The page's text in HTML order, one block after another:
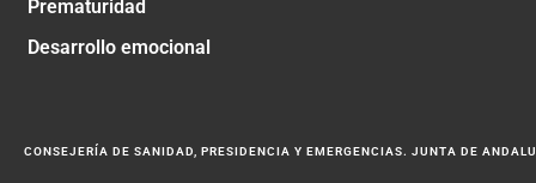
Prematuridad
Desarrollo emocional
CONSEJERÍA DE SANIDAD, PRESIDENCIA Y EMERGENCIAS. JUNTA DE